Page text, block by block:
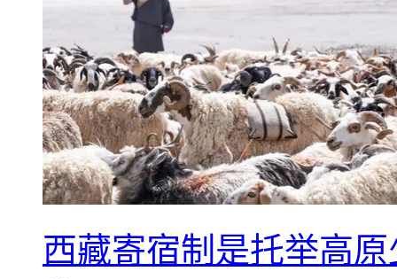
西藏寄宿制是托举高